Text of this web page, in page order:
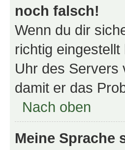
noch falsch!
Wenn du dir
richtig
Uhr des Servers
damit er das
Nach oben
Meine Sprache